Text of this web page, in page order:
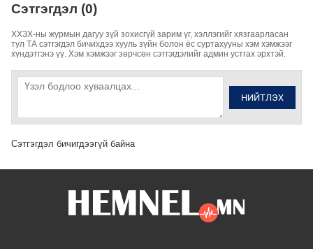
Сэтгэгдэл (0)
ХХЗХ-ны журмын дагуу зүй зохисгүй зарим үг, хэллэгийг хязгаарласан
тул ТА сэтгэгдэл бичихдээ хууль зүйн болон ёс суртахууны хэм хэмжээг
хүндэтгэнэ үү. Хэм хэмжээг зөрчсөн сэтгэгдэлийг админ устгах эрхтэй.
НИЙТЛЭХ
Сэтгэгдэл бичигдээгүй байна